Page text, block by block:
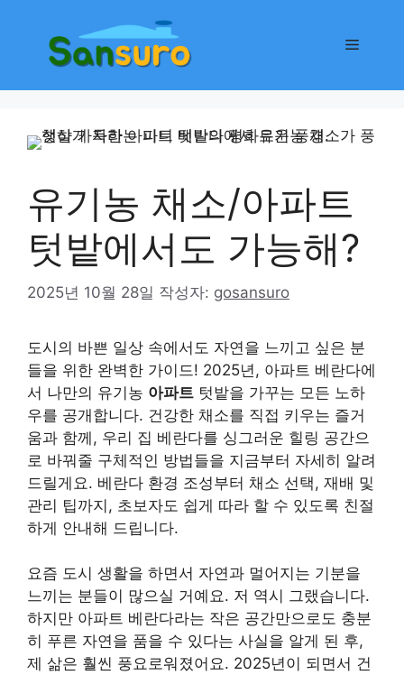
메
유기농 채소/아파트
텃밭에서도 가능해?
2025년 10월 28일 작성자: gosansuro
도시의 바쁜 일상 속에서도 자연을 느끼고 싶은 분
들을 위한 완벽한 가이드! 2025년, 아파트 베란다에
서 나만의 유기농 아파트 텃밭을 가꾸는 모든 노하
우를 공개합니다. 건강한 채소를 직접 키우는 즐거
움과 함께, 우리 집 베란다를 싱그러운 힐링 공간으
로 바꿔줄 구체적인 방법들을 지금부터 자세히 알려
드릴게요. 베란다 환경 조성부터 채소 선택, 재배 및
관리 팁까지, 초보자도 쉽게 따라 할 수 있도록 친절
하게 안내해 드립니다.
요즘 도시 생활을 하면서 자연과 멀어지는 기분을
느끼는 분들이 많으실 거예요. 저 역시 그랬습니다.
하지만 아파트 베란다라는 작은 공간만으로도 충분
히 푸른 자연을 품을 수 있다는 사실을 알게 된 후,
제 삶은 훨씬 풍요로워졌어요. 2025년이 되면서 건